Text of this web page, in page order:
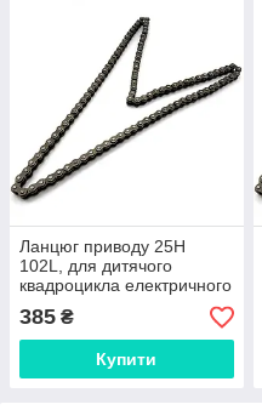
Ланцюг приводу 25H
102L, для дитячого
квадроцикла електричного
Profi
385 ₴
Купити